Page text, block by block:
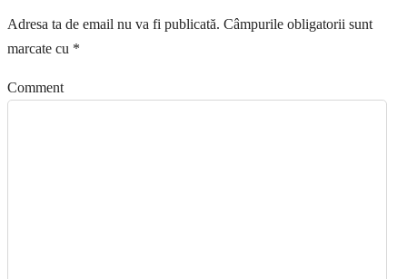
Adresa ta de email nu va fi publicată. Câmpurile obligatorii sunt
marcate cu *
Comment